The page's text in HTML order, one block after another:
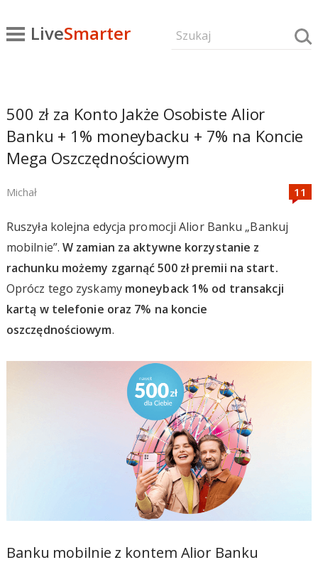
LiveSmarter
500 zł za Konto Jakże Osobiste Alior
Banku + 1% moneybacku + 7% na Koncie
Mega Oszczędnościowym
Michał
Ruszyła kolejna edycja promocji Alior Banku „Bankuj
mobilnie”.W zamian za aktywne korzystanie z
rachunku możemy zgarnąć 500 zł premii na start.
Oprócz tego zyskamy moneyback 1% od transakcji
kartą w telefonie oraz 7% na koncie
oszczędnościowym.
Banku mobilnie z kontem Alior Banku